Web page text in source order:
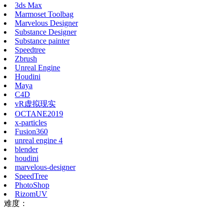
3ds Max
Marmoset Toolbag
Marvelous Designer
Substance Designer
Substance painter
Speedtree
Zbrush
Unreal Engine
Houdini
Maya
C4D
vR虚拟现实
OCTANE2019
x-particles
Fusion360
unreal engine 4
blender
houdini
marvelous-designer
SpeedTree
PhotoShop
RizomUV
难度：